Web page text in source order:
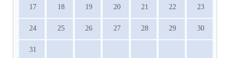
17 18 19 20 21 22 23
24 25 26 27 28 29 30
31